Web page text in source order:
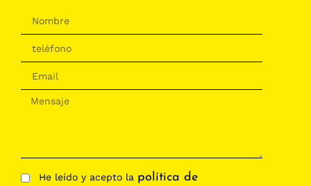
He leído y acepto la política de